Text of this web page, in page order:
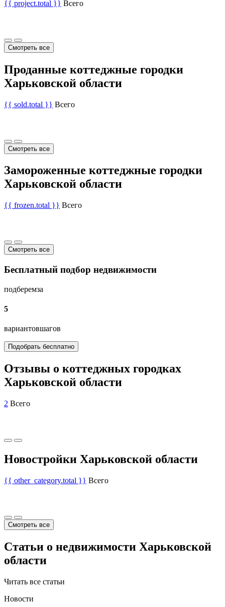
{{ project.total }} Всего
Смотреть все
Проданные коттеджные городки
Харьковской области
{{ sold.total }} Всего
Смотреть все
Замороженные коттеджные городки
Харьковской области
{{ frozen.total }} Всего
Смотреть все
Бесплатный подбор недвижимости
подберемза
5
вариантовшагов
Подобрать бесплатно
Отзывы о коттеджных городках
Харьковской области
2 Всего
Новостройки Харьковской области
{{ other_category.total }} Всего
Смотреть все
Статьи о недвижимости Харьковской
области
Читать все статьи
Новости